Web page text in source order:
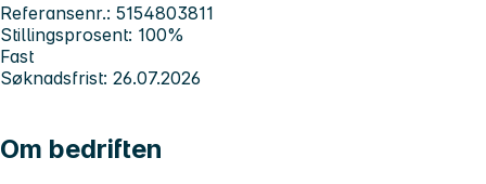
Referansenr.: 5154803811
Stillingsprosent: 100%
Fast
Søknadsfrist: 26.07.2026
Om bedriften